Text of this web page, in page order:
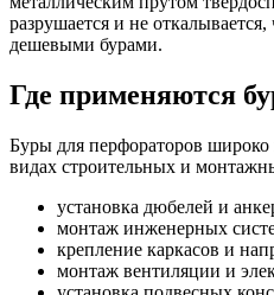
разрушается и не
дешевыми бурами.
Где применяются
Буры для перфораторов
видах строительных и
установка дюбелей и
монтаж инженерных
крепление каркасов и
монтаж вентиляции и